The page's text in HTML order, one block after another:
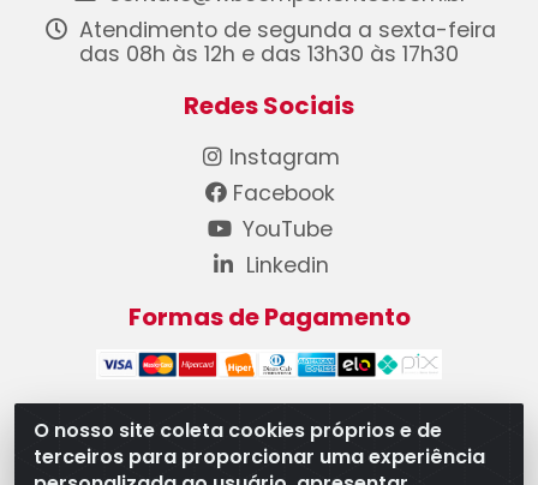
O nosso site coleta cookies próprios e de
terceiros para proporcionar uma experiência
Atendimento de segunda a sexta-feira
das 08h às 12h e das 13h30 às 17h30
Redes Sociais
Instagram
Facebook
YouTube
Linkedin
Formas de Pagamento
WB Componentes Automotivos LTDA - CNPJ